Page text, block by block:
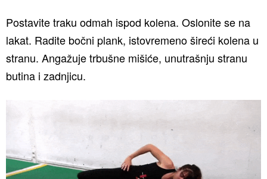
Postavite traku odmah ispod kolena. Oslonite se na
lakat. Radite bočni plank, istovremeno šireći kolena u
stranu. Angažuje trbušne mišiće, unutrašnju stranu
butina i zadnjicu.